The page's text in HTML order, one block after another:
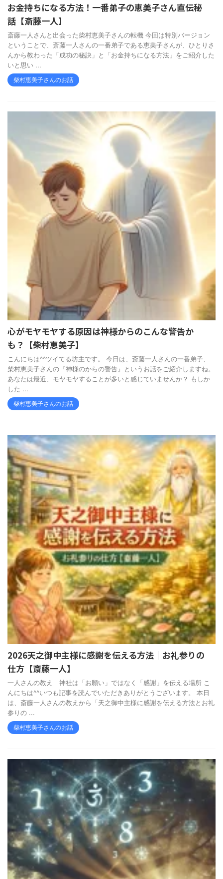
お金持ちになる方法！一番弟子の恵美子さん直伝秘
話【斎藤一人】
斎藤一人さんと出会った柴村恵美子さんの転機 今回は特別バージョン
ということで、斎藤一人さんの一番弟子である恵美子さんが、ひとりさ
んから教わった「成功の秘訣」と「お金持ちになる方法」をご紹介した
いと思い ...
柴村恵美子さんのお話
心がモヤモヤする原因は神様からのこんな警告か
も？【柴村恵美子】
こんにちは^^ツイてる坊主です。 今日は、斎藤一人さんの一番弟子、
柴村恵美子さんの『神様のからの警告』というお話をご紹介しますね。
あなたは最近、モヤモヤすることが多いと感じていませんか？ もしか
した ...
柴村恵美子さんのお話
2026天之御中主様に感謝を伝える方法｜お礼参りの
仕方【斎藤一人】
一人さんの教え｜神社は「お願い」ではなく「感謝」を伝える場所 こ
んにちは^^いつも記事を読んでいただきありがとうございます。 本日
は、斎藤一人さんの教えから「天之御中主様に感謝を伝える方法とお礼
参りの ...
柴村恵美子さんのお話